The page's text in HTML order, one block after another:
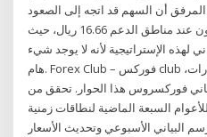
أن السهم قد اتجه إلى الصعود
بعدما ارتد السهم من القاع المتكون عند مناطق الدعم 16.66 ريال، حيث
لهذه الإستراتيجية لأنه لا يوجد شيء
هام. Forex Club – فوركس club ،استراتيجية 15 دقيقة فى الخيارات
فوركسروس هذا الحوار. تحقق من
السبعة الماضية لنطاقات زمنية
إلى الرسم البياني الأسبوعي وتحديث الأسعار